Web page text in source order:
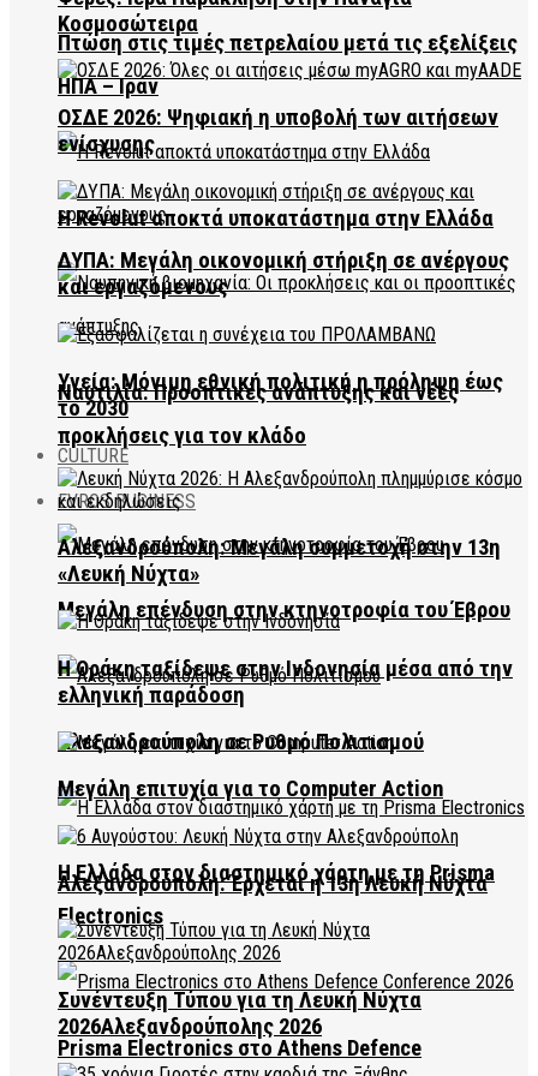
Πτώση στις τιμές πετρελαίου μετά τις εξελίξεις
ΗΠΑ – Ιράν
Η Revolut αποκτά υποκατάστημα στην Ελλάδα
Ναυτιλία: Προοπτικές ανάπτυξης και νέες
προκλήσεις για τον κλάδο
EVROS BUSINESS
Μεγάλη επένδυση στην κτηνοτροφία του Έβρου
Αλεξανδρούπολη σε Ρυθμό Πολιτισμού
Η Ελλάδα στον διαστημικό χάρτη με τη Prisma
Electronics
Prisma Electronics στο Athens Defence
Κοσμοσώτειρα
ΟΣΔΕ 2026: Ψηφιακή η υποβολή των αιτήσεων
ενίσχυσης
ΔΥΠΑ: Μεγάλη οικονομική στήριξη σε ανέργους
και εργαζόμενους
Υγεία: Μόνιμη εθνική πολιτική η πρόληψη έως
το 2030
CULTURE
Αλεξανδρούπολη: Μεγάλη συμμετοχή στην 13η
«Λευκή Νύχτα»
Η Θράκη ταξίδεψε στην Ινδονησία μέσα από την
ελληνική παράδοση
Μεγάλη επιτυχία για το Computer Action
Αλεξανδρούπολη: Έρχεται η 13η Λευκή Νύχτα
Συνέντευξη Τύπου για τη Λευκή Νύχτα
2026Αλεξανδρούπολης 2026